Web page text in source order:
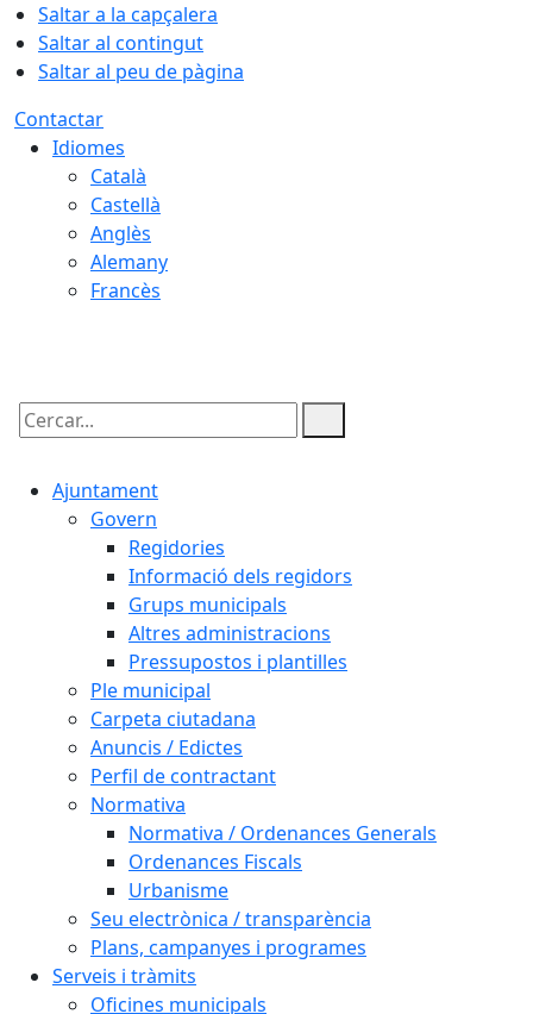
Saltar a la capçalera
Saltar al contingut
Saltar al peu de pàgina
Contactar
Idiomes
Català
Castellà
Anglès
Alemany
Francès
Cercar:
Ajuntament
Govern
Regidories
Informació dels regidors
Grups municipals
Altres administracions
Pressupostos i plantilles
Ple municipal
Carpeta ciutadana
Anuncis / Edictes
Perfil de contractant
Normativa
Normativa / Ordenances Generals
Ordenances Fiscals
Urbanisme
Seu electrònica / transparència
Plans, campanyes i programes
Serveis i tràmits
Oficines municipals